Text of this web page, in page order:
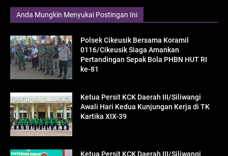
Anda Mungkin Menyukai Postingan Ini
Polsek Cikeusik Bersama Koramil
0116/Cikeusik Siaga Amankan
Pertandingan Sepak Bola PHBN HUT RI
ke-81
Ketua Persit KCK Daerah III/Siliwangi
Awali Hari Kedua Kunjungan Kerja di TK
Kartika XIX-39
Ketua Persit KCK Daerah III/Siliwangi